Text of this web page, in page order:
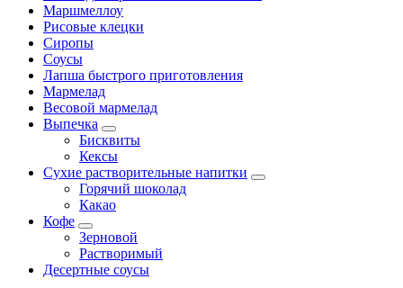
Маршмеллоу
Рисовые клецки
Сиропы
Соусы
Лапша быстрого приготовления
Мармелад
Весовой мармелад
Выпечка
Бисквиты
Кексы
Сухие растворительные напитки
Горячий шоколад
Какао
Кофе
Зерновой
Растворимый
Десертные соусы